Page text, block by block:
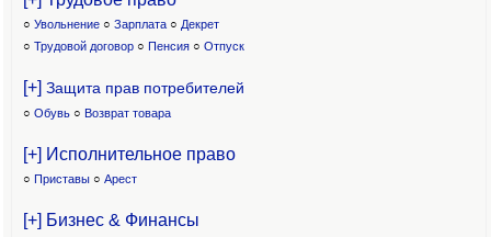
○ Увольнение ○ Зарплата ○ Декрет
○ Трудовой договор ○ Пенсия ○ Отпуск
[+] Защита прав потребителей
○ Обувь ○ Возврат товара
[+] Исполнительное право
○ Приставы ○ Арест
[+] Бизнес & Финансы